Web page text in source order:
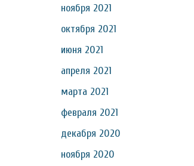
ноября 2021
октября 2021
июня 2021
апреля 2021
марта 2021
февраля 2021
декабря 2020
ноября 2020